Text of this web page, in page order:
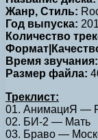
Жанр, Стиль:
Год выпуска:
Количество
Время звучания:
Размер файла:
Треклист:
01. АнимациЯ —
02. БИ-2 — Мать
03. Браво —